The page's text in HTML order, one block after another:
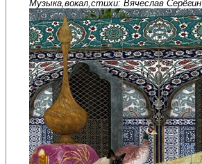
Музыка,вокал,стихи: Вячеслав Серёгин